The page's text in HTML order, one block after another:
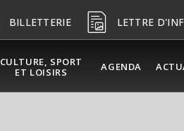
BILLETTERIE LETTRE
CULTURE, SPORT
ET LOISIRS
AGENDA